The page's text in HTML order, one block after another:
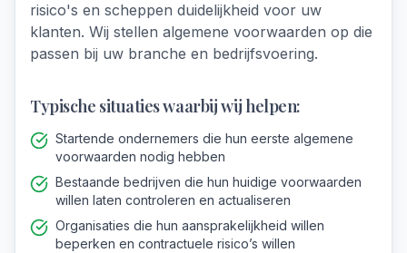
risico's en scheppen duidelijkheid voor uw
klanten. Wij stellen algemene voorwaarden op die
passen bij uw branche en bedrijfsvoering.
Typische situaties waarbij wij helpen:
Startende ondernemers die hun eerste algemene
voorwaarden nodig hebben
Bestaande bedrijven die hun huidige voorwaarden
willen laten controleren en actualiseren
Organisaties die hun aansprakelijkheid willen
beperken en contractuele risico’s willen